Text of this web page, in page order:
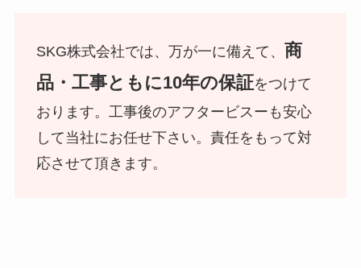
SKG株式会社では、万が一に備えて、 商
品・工事ともに10年の保証をつけて
おります。工事後のアフタービスーも安心
して当社にお任せ下さい。責任をもって対
応させて頂きます。